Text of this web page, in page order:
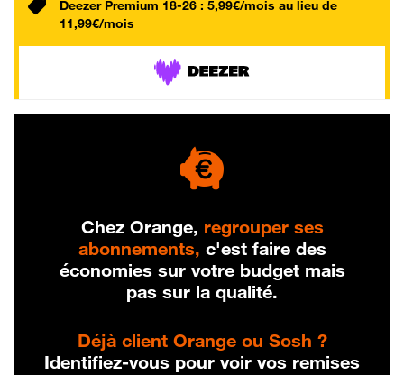
Deezer Premium 18-26 : 5,99€/mois au lieu de
11,99€/mois
Chez Orange, regrouper ses
abonnements, c'est faire des
économies sur votre budget mais
pas sur la qualité.
Déjà client Orange ou Sosh ?
Identifiez-vous pour voir vos remises